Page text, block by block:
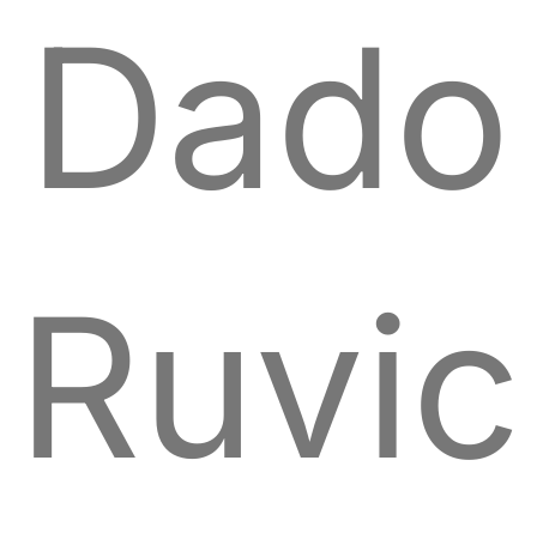
Dado
Ruvic